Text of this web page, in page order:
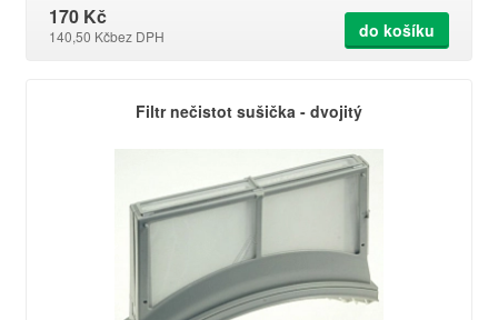
170 Kč
140,50 Kčbez DPH do košíku
Filtr nečistot sušička - dvojitý